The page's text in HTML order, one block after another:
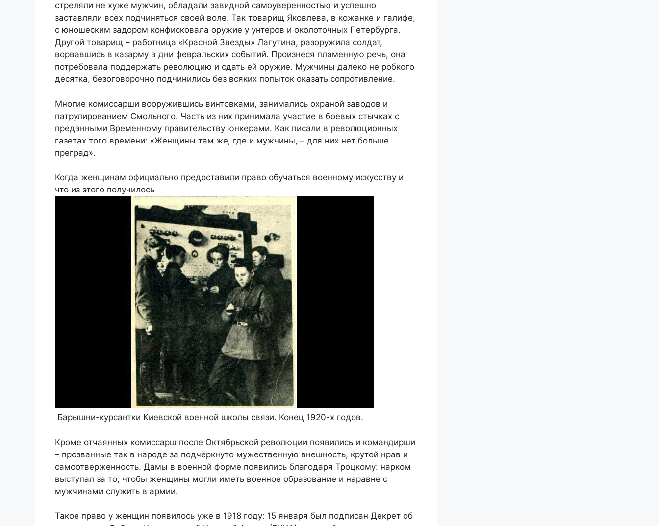
стреляли не хуже мужчин, обладали завидной самоуверенностью и успешно
заставляли всех подчиняться своей воле. Так товарищ Яковлева, в кожанке и галифе,
с юношеским задором конфисковала оружие у унтеров и околоточных Петербурга.
Другой товарищ – работница «Красной Звезды» Лагутина, разоружила солдат,
ворвавшись в казарму в дни февральских событий. Произнеся пламенную речь, она
потребовала поддержать революцию и сдать ей оружие. Мужчины далеко не робкого
десятка, безоговорочно подчинились без всяких попыток оказать сопротивление.
Многие комиссарши вооружившись винтовками, занимались охраной заводов и
патрулированием Смольного. Часть из них принимала участие в боевых стычках с
преданными Временному правительству юнкерами. Как писали в революционных
газетах того времени: «Женщины там же, где и мужчины, – для них нет больше
преград».
Когда женщинам официально предоставили право обучаться военному искусству и
что из этого получилось
Барышни-курсантки Киевской военной школы связи. Конец 1920-х годов.
Кроме отчаянных комиссарш после Октябрьской революции появились и командирши
– прозванные так в народе за подчёркнуто мужественную внешность, крутой нрав и
самоотверженность. Дамы в военной форме появились благодаря Троцкому: нарком
выступал за то, чтобы женщины могли иметь военное образование и наравне с
мужчинами служить в армии.
Такое право у женщин появилось уже в 1918 году: 15 января был подписан Декрет об